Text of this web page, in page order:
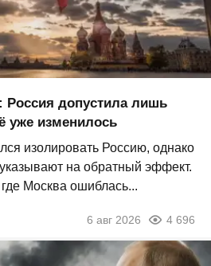
Россия допустила лишь
уже изменилось
изолировать Россию, однако
на обратный эффект.
Москва ошиблась...
6 авг 2026 4 696